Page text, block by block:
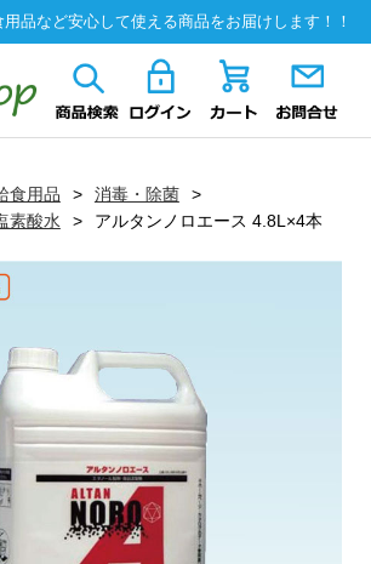
品など安心して使える商品をお届けします！！
食用品
消毒・除菌
素酸水
アルタンノロエース 4.8L×4本